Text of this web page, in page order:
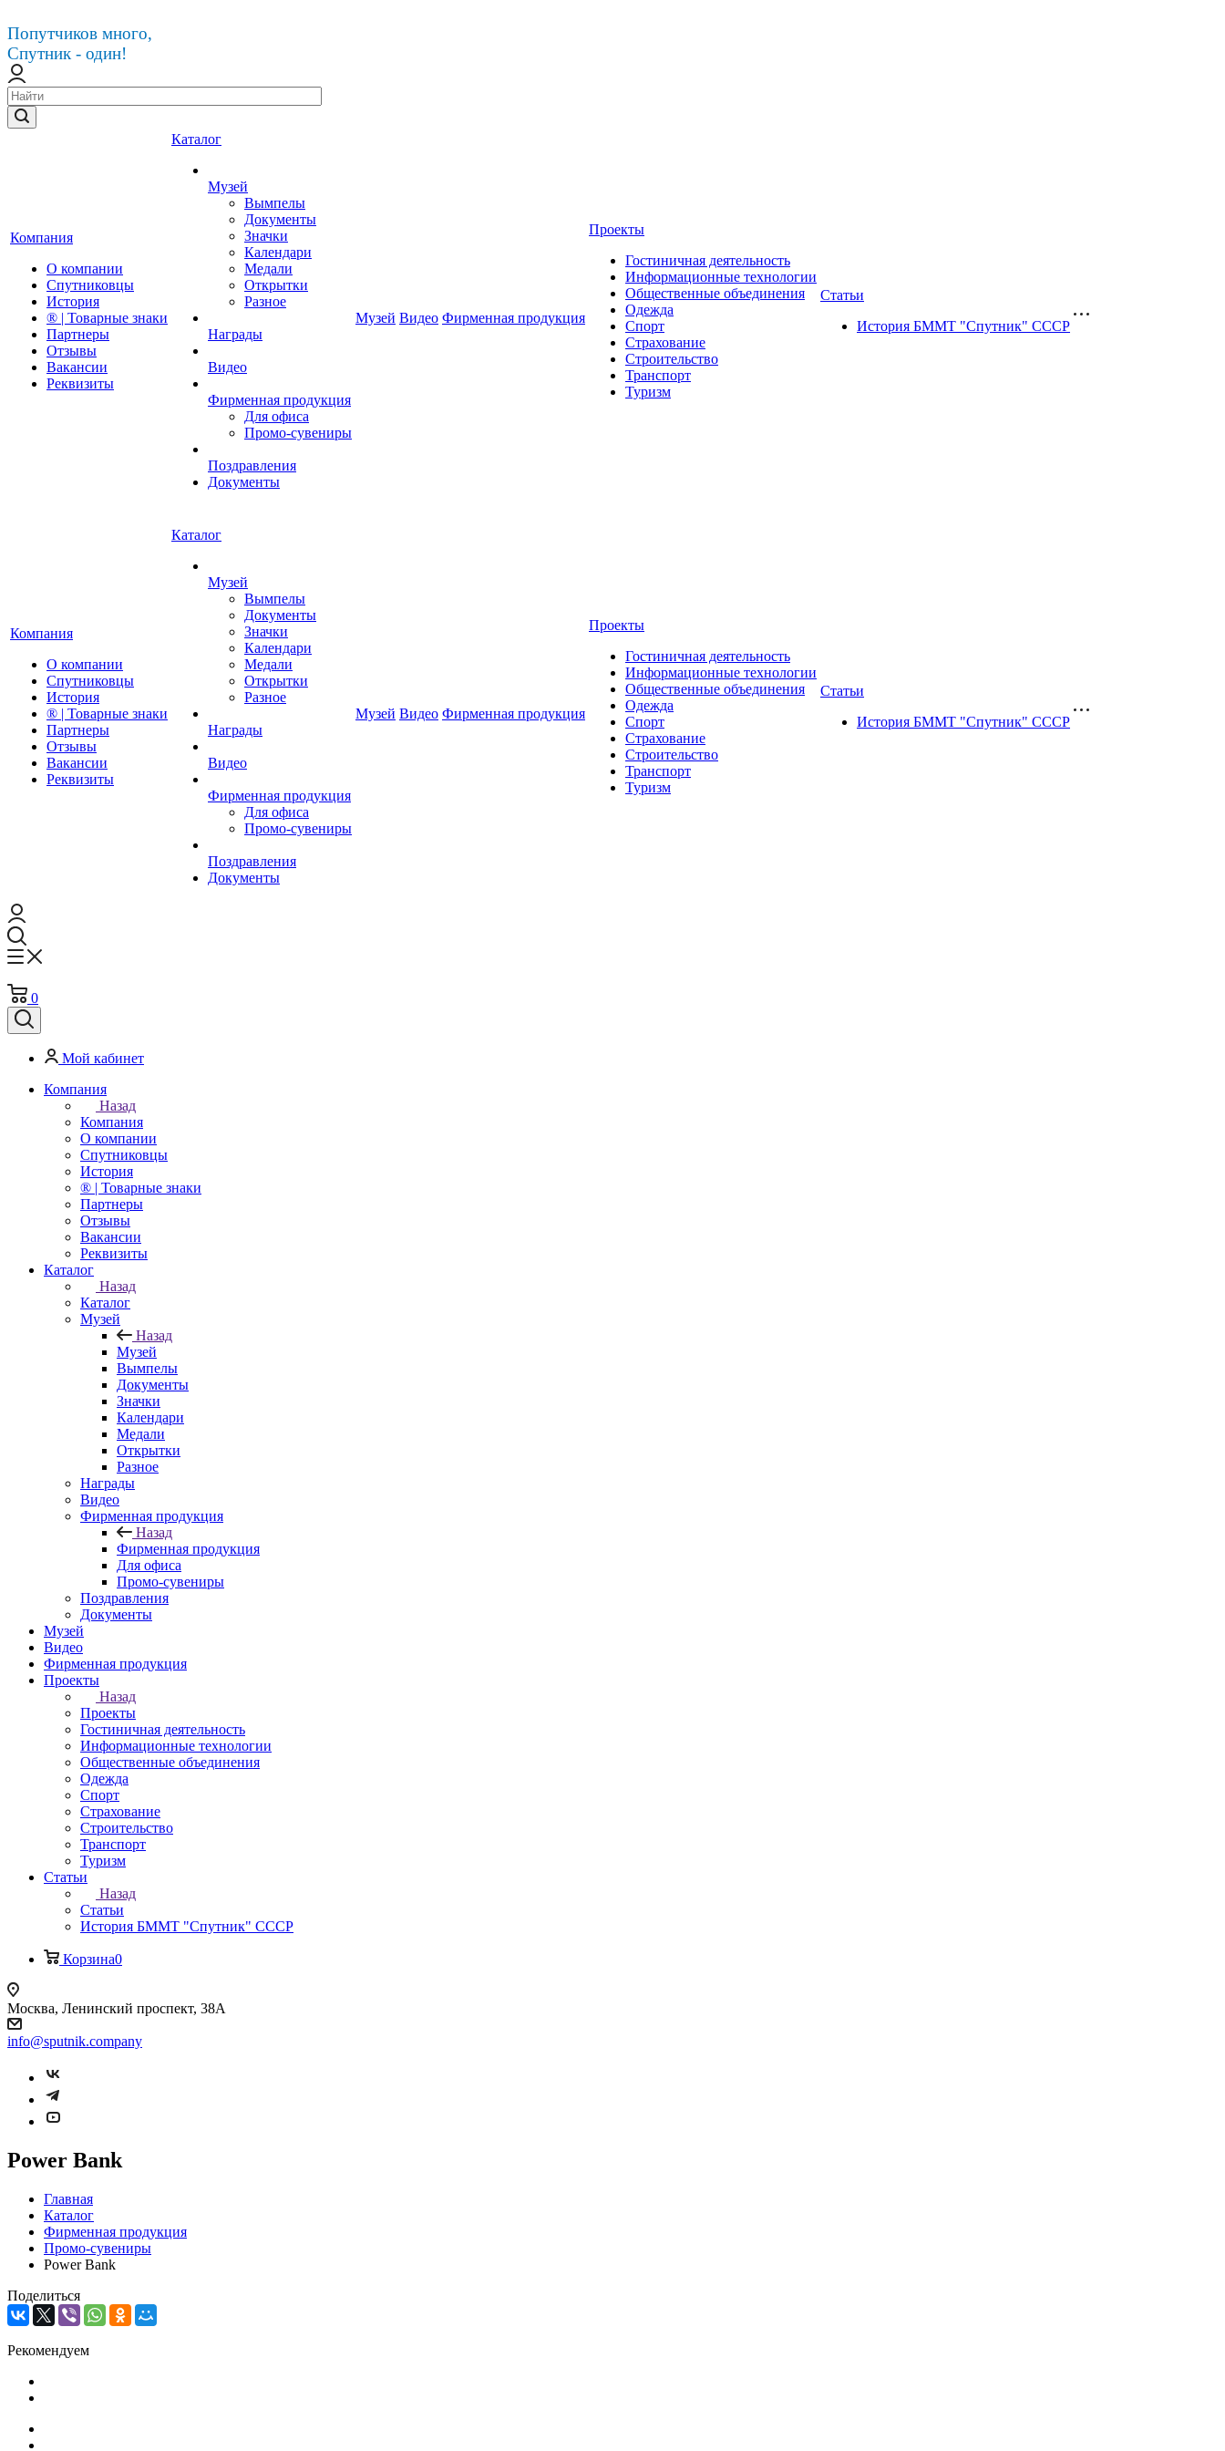
Попутчиков много,
Спутник - один!
Компания
О компании
Спутниковцы
История
® | Товарные знаки
Партнеры
Отзывы
Вакансии
Реквизиты
Каталог
Музей
Вымпелы
Документы
Значки
Календари
Медали
Открытки
Разное
Награды
Видео
Фирменная продукция
Для офиса
Промо-сувениры
Поздравления
Документы
Музей Видео Фирменная продукция
Проекты
Гостиничная деятельность
Информационные технологии
Общественные объединения
Одежда
Спорт
Страхование
Строительство
Транспорт
Туризм
Статьи
История БММТ "Спутник" СССР
Компания
О компании
Спутниковцы
История
® | Товарные знаки
Партнеры
Отзывы
Вакансии
Реквизиты
Каталог
Музей
Вымпелы
Документы
Значки
Календари
Медали
Открытки
Разное
Награды
Видео
Фирменная продукция
Для офиса
Промо-сувениры
Поздравления
Документы
Музей Видео Фирменная продукция
Проекты
Гостиничная деятельность
Информационные технологии
Общественные объединения
Одежда
Спорт
Страхование
Строительство
Транспорт
Туризм
Статьи
История БММТ "Спутник" СССР
0
Мой кабинет
Компания
Назад
Компания
О компании
Спутниковцы
История
® | Товарные знаки
Партнеры
Отзывы
Вакансии
Реквизиты
Каталог
Назад
Каталог
Музей
Назад
Музей
Вымпелы
Документы
Значки
Календари
Медали
Открытки
Разное
Награды
Видео
Фирменная продукция
Назад
Фирменная продукция
Для офиса
Промо-сувениры
Поздравления
Документы
Музей
Видео
Фирменная продукция
Проекты
Назад
Проекты
Гостиничная деятельность
Информационные технологии
Общественные объединения
Одежда
Спорт
Страхование
Строительство
Транспорт
Туризм
Статьи
Назад
Статьи
История БММТ "Спутник" СССР
Корзина0
Москва, Ленинский проспект, 38А
info@sputnik.company
Power Bank
Главная
Каталог
Фирменная продукция
Промо-сувениры
Power Bank
Поделиться
Рекомендуем